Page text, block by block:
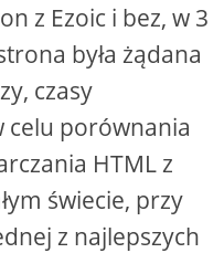
z Ezoic i bez, w 3
była żądana
czasy
celu porównania
HTML z
świecie, przy
z najlepszych